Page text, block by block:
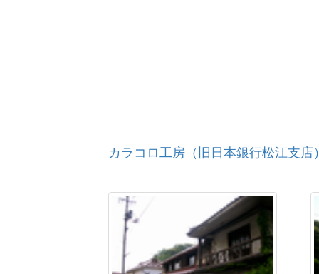
カラコロ工房（旧日本銀行松江支店